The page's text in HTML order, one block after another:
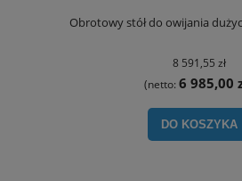
Obrotowy stół do owijania
8 591,55 zł
(netto: 6 985,00
DO KOSZYKA